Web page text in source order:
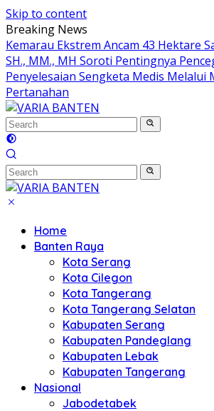
Skip to content
Breaking News
Kemarau Ekstrem Ancam 43 Hektare
SH., MM., MH Soroti Pentingnya
Penyelesaian Sengketa Medis Melalui
Pertanahan
Home
Banten Raya
Kota Serang
Kota Cilegon
Kota Tangerang
Kota Tangerang Selatan
Kabupaten Serang
Kabupaten Pandeglang
Kabupaten Lebak
Kabupaten Tangerang
Nasional
Jabodetabek